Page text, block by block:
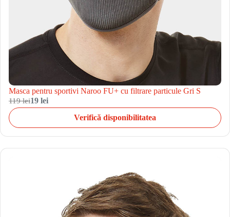
Masca pentru sportivi Naroo FU+ cu filtrare particule Gri S
119 lei19 lei
Verifică disponibilitatea